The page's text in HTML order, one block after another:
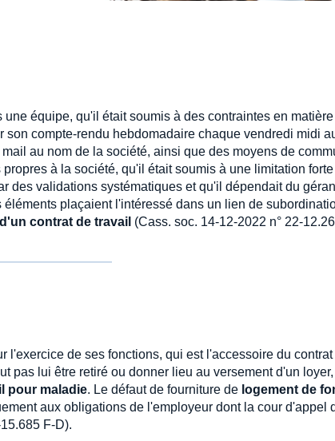
équipe, qu'il était soumis à des contraintes en
compte-rendu hebdomadaire chaque vendredi midi
au nom de la société, ainsi que des moyens de
à la société, qu'il était soumis à une limitation forte
des validations systématiques et qu'il dépendait du
plaçaient l'intéressé dans un lien de
contrat de travail (Cass. soc. 14-12-2022 n° 22-
l'exercice de ses fonctions, qui est l'accessoire du contrat
pas lui être retiré ou donner lieu au versement d'un
pour maladie. Le défaut de fourniture de logement de
aux obligations de l'employeur dont la cour d'appel
F-D).